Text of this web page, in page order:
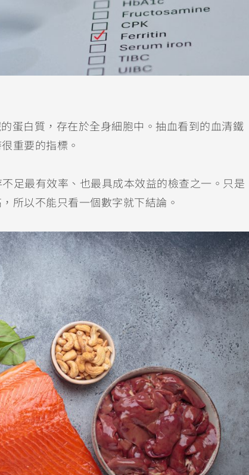
蛋白質，存在於全身細胞中。抽血看到的血清鐵
重要的指標。
足最有效率、也最具成本效益的檢查之一。只是
所以不能只看一個數字就下結論。